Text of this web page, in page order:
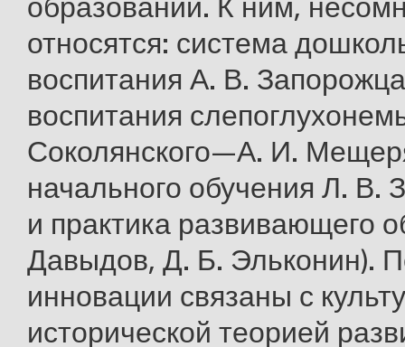
образовании. К ним,
относятся: система
воспитания А. В.
воспитания
Соколянского—А. И.
начального обучения Л. В.
и практика развивающего
Давыдов, Д. Б. Эльконин).
инновации связаны с
исторической теорией